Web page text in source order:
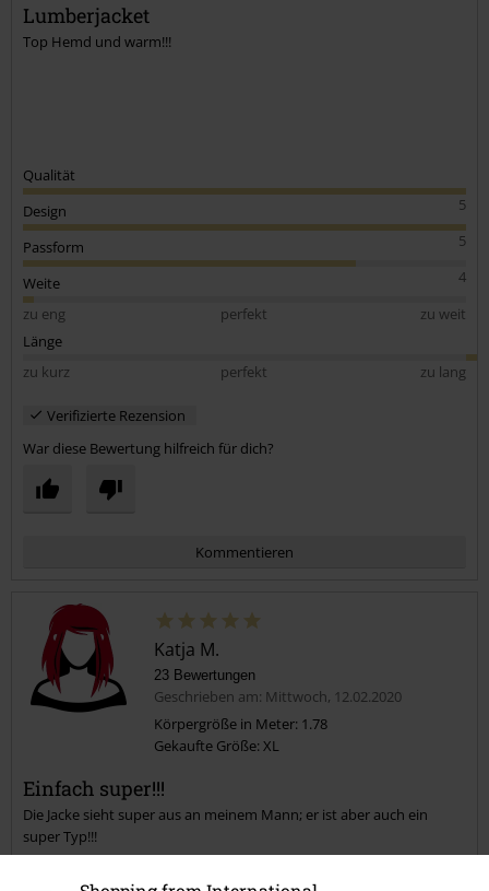
Lumberjacket
Top Hemd und warm!!!
Qualität
5
Design
5
Passform
4
Weite
zu eng
perfekt
zu weit
Länge
zu kurz
perfekt zu lang
Verifizierte Rezension
War diese Bewertung hilfreich für dich?
Kommentieren
Kommentar jetzt abschicken!
Katja M.
23 Bewertungen
Geschrieben am: Mittwoch, 12.02.2020
Körpergröße in Meter: 1.78
Gekaufte Größe: XL
Einfach super!!!
Die Jacke sieht super aus an meinem Mann; er ist aber auch ein
super Typ!!!